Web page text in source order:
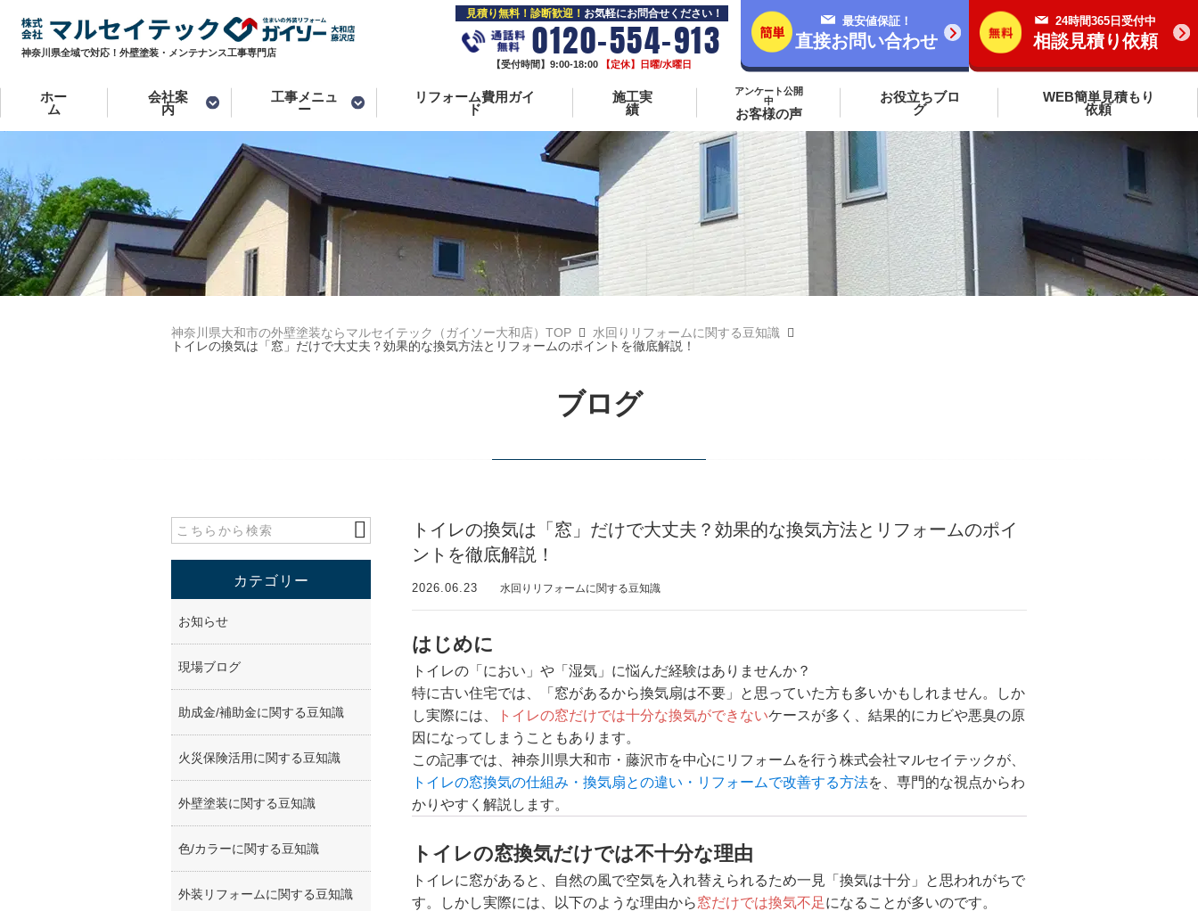
神奈川県全域で対応！外壁塗装・メンテナンス工事専門店
見積り無料！診断歓迎！ お気軽にお問合せください！
0120-554-913
【受付時間】9:00-18:00 【定休】日曜/水曜日
最安値保証！
直接お問い合わせ
24時間365日受付中
相談見積り依頼
ホー
ム
会社案
内
工事メニュ
ー
リフォーム費用ガイ
ド
施工実
績
アンケート公開
中
お客様の声
お役立ちブロ
グ
WEB簡単見積もり
依頼
神奈川県大和市の外壁塗装ならマルセイテック（ガイソー大和店）TOP
水回りリフォームに関する豆知識
トイレの換気は「窓」だけで大丈夫？効果的な換気方法とリフォームのポイントを徹底解説！
ブログ
トイレの換気は「窓」だけで大丈夫？効果的な換気方法とリフォームのポイ
ントを徹底解説！
2026.06.23 水回りリフォームに関する豆知識
はじめに
トイレの「におい」や「湿気」に悩んだ経験はありませんか？
特に古い住宅では、「窓があるから換気扇は不要」と思っていた方も多いかもしれません。しか
し実際には、
トイレの窓だけでは十分な換気ができないケースが多く、結果的にカビや悪臭の原
因になってしまうこともあります。
この記事では、神奈川県大和市・藤沢市を中心にリフォームを行う株式会社マルセイテックが、
トイレの窓換気の仕組み・換気扇との違い・リフォームで改善する方法を、専門的な視点からわ
かりやすく解説します。
トイレの窓換気だけでは不十分な理由
トイレに窓があると、自然の風で空気を入れ替えられるため一見「換気は十分」と思われがちで
す。しかし実際には、以下のような理由から窓だけでは換気不足になることが多いのです。
カテゴリー
お知らせ
現場ブログ
助成金/補助金に関する豆知識
火災保険活用に関する豆知識
外壁塗装に関する豆知識
色/カラーに関する豆知識
外装リフォームに関する豆知識